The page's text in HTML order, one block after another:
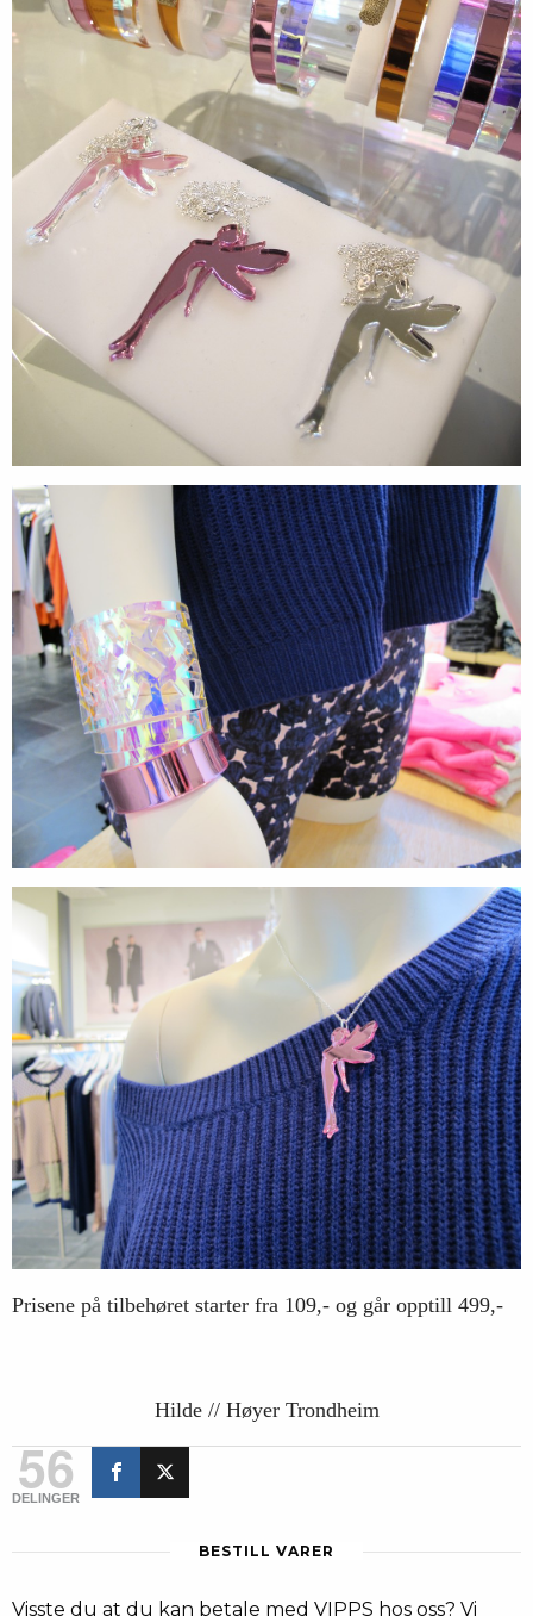
Prisene på tilbehøret starter fra 109,- og går opptill 499,-
Hilde // Høyer Trondheim
56
DELINGER
BESTILL VARER
Visste du at du kan betale med VIPPS hos oss? Vi